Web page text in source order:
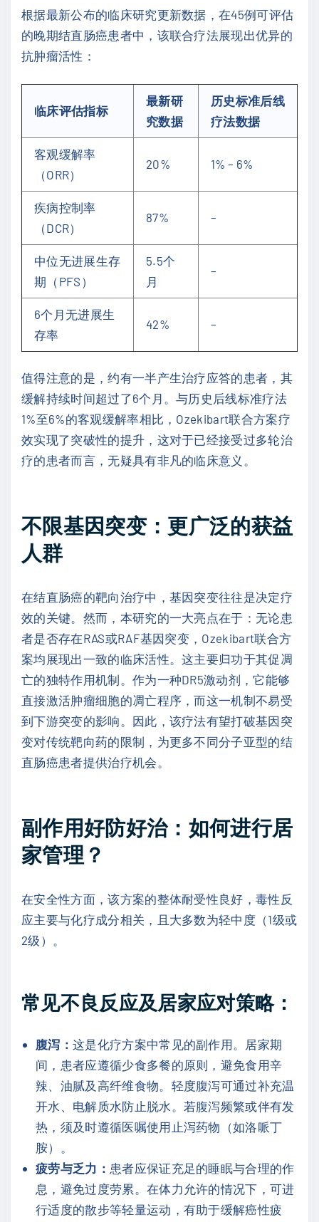
根据最新公布的临床研究更新数据，在45例可评估
的晚期结直肠癌患者中，该联合疗法展现出优异的
抗肿瘤活性：
临床评估指标
最新研
究数据
历史标准后线
疗法数据
客观缓解率
（ORR）
20% 1% – 6%
疾病控制率
（DCR）
87% –
中位无进展生存
期（PFS）
5.5个
月
–
6个月无进展生
存率
42% –
值得注意的是，约有一半产生治疗应答的患者，其
缓解持续时间超过了6个月。与历史后线标准疗法
1%至6%的客观缓解率相比，Ozekibart联合方案疗
效实现了突破性的提升，这对于已经接受过多轮治
疗的患者而言，无疑具有非凡的临床意义。
不限基因突变：更广泛的获益
人群
在结直肠癌的靶向治疗中，基因突变往往是决定疗
效的关键。然而，本研究的一大亮点在于：无论患
者是否存在RAS或RAF基因突变，Ozekibart联合方
案均展现出一致的临床活性。这主要归功于其促凋
亡的独特作用机制。作为一种DR5激动剂，它能够
直接激活肿瘤细胞的凋亡程序，而这一机制不易受
到下游突变的影响。因此，该疗法有望打破基因突
变对传统靶向药的限制，为更多不同分子亚型的结
直肠癌患者提供治疗机会。
副作用好防好治：如何进行居
家管理？
在安全性方面，该方案的整体耐受性良好，毒性反
应主要与化疗成分相关，且大多数为轻中度（1级或
2级）。
常见不良反应及居家应对策略：
腹泻： 这是化疗方案中常见的副作用。居家期
间，患者应遵循少食多餐的原则，避免食用辛
辣、油腻及高纤维食物。轻度腹泻可通过补充温
开水、电解质水防止脱水。若腹泻频繁或伴有发
热，须及时遵循医嘱使用止泻药物（如洛哌丁
胺）。
疲劳与乏力： 患者应保证充足的睡眠与合理的作
息，避免过度劳累。在体力允许的情况下，可进
行适度的散步等轻量运动，有助于缓解癌性疲